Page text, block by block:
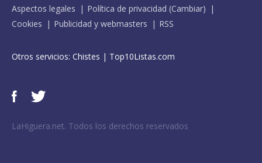
Aspectos legales
Política de privacidad (Cambiar)
Cookies
Publicidad y webmasters RSS
Otros servicios: Chistes | Top10Listas.com
LaHiguera.net. Todos los derechos reservados